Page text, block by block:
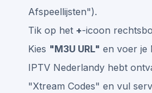
Afspeellijsten").
Tik op het +-icoon
Kies "M3U URL" en voer je
IPTV Nederlandy hebt
"Xtream Codes" en vul